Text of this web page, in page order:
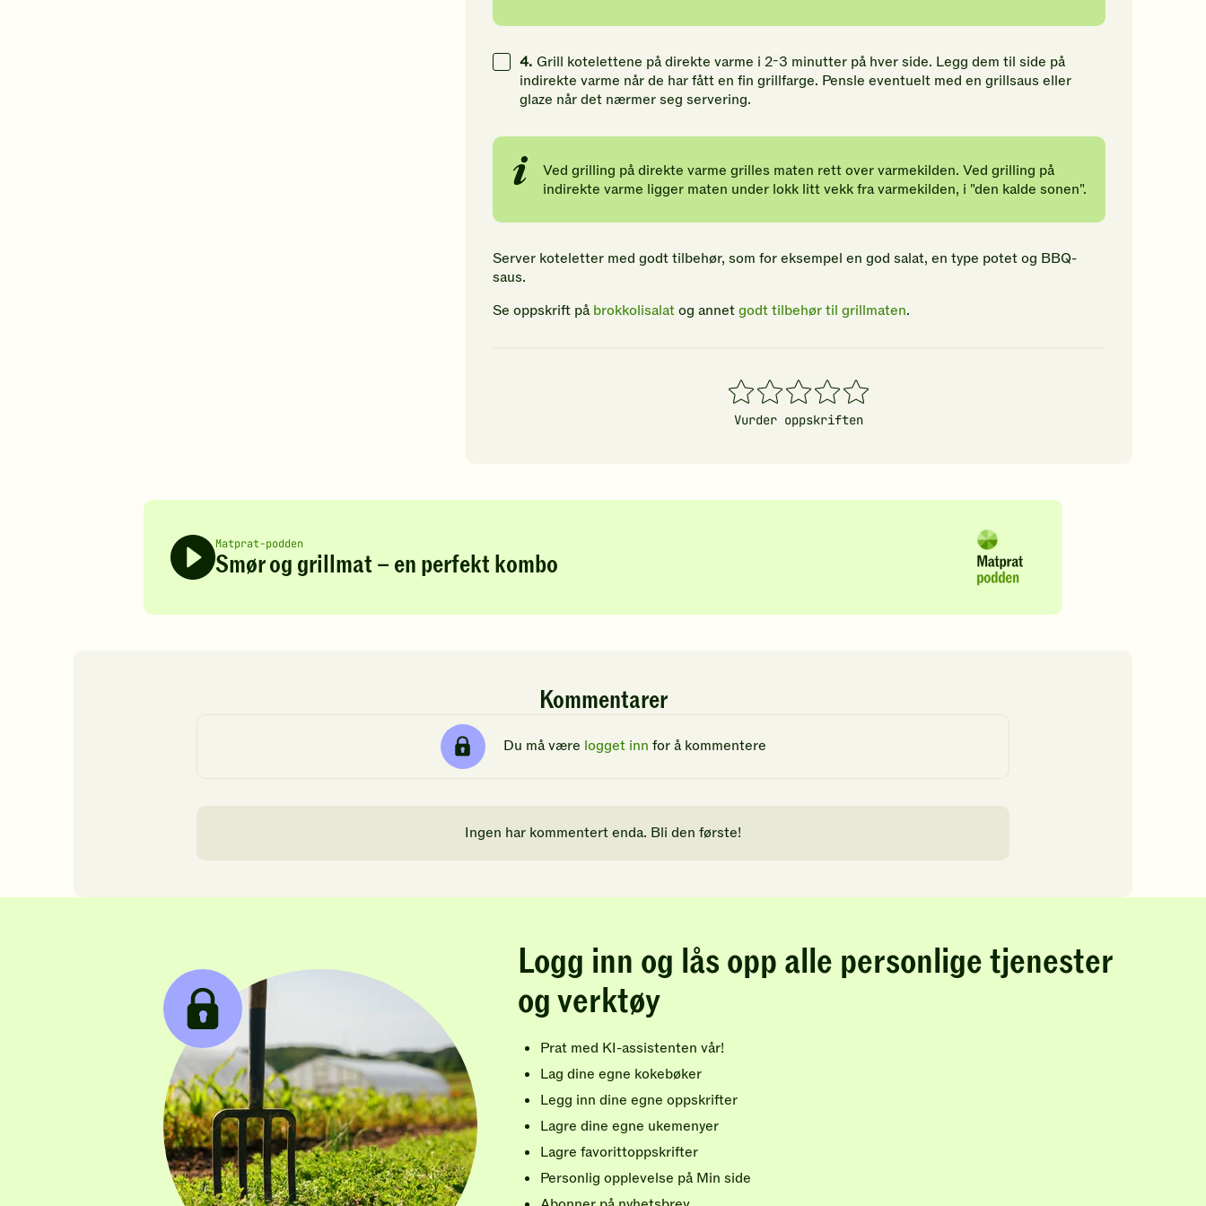
4. Grill kotelettene på direkte varme i 2-3 minutter på hver side. Legg dem til side på
indirekte varme når de har fått en fin grillfarge. Pensle eventuelt med en grillsaus eller
glaze når det nærmer seg servering.
Ved grilling på direkte varme grilles maten rett over varmekilden. Ved grilling på
indirekte varme ligger maten under lokk litt vekk fra varmekilden, i "den kalde sonen".
Server koteletter med godt tilbehør, som for eksempel en god salat, en type potet og BBQ-
saus.
Se oppskrift påbrokkolisalatog annetgodt tilbehør til grillmaten.
1
stjerner
2
stjerner
3
stjerner
4
stjerner
5
stjerner
Vurder oppskriften
Matprat-podden
Smør og grillmat – en perfekt kombo
Kommentarer
Du må være logget inn for å kommentere
Ingen har kommentert enda. Bli den første!
Logg inn og lås opp alle personlige tjenester
og verktøy
Prat med KI-assistenten vår!
Lag dine egne kokebøker
Legg inn dine egne oppskrifter
Lagre dine egne ukemenyer
Lagre favorittoppskrifter
Personlig opplevelse på Min side